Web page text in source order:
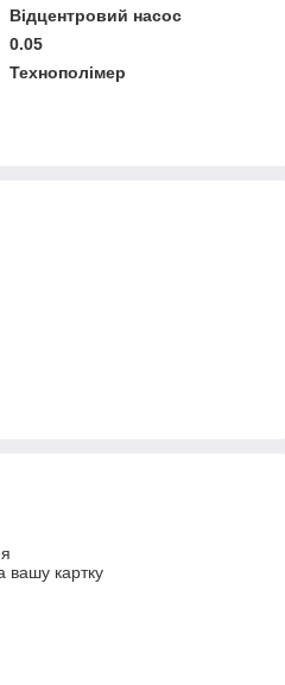
Відцентровий насос
0.05
Технополімер
вашу картку